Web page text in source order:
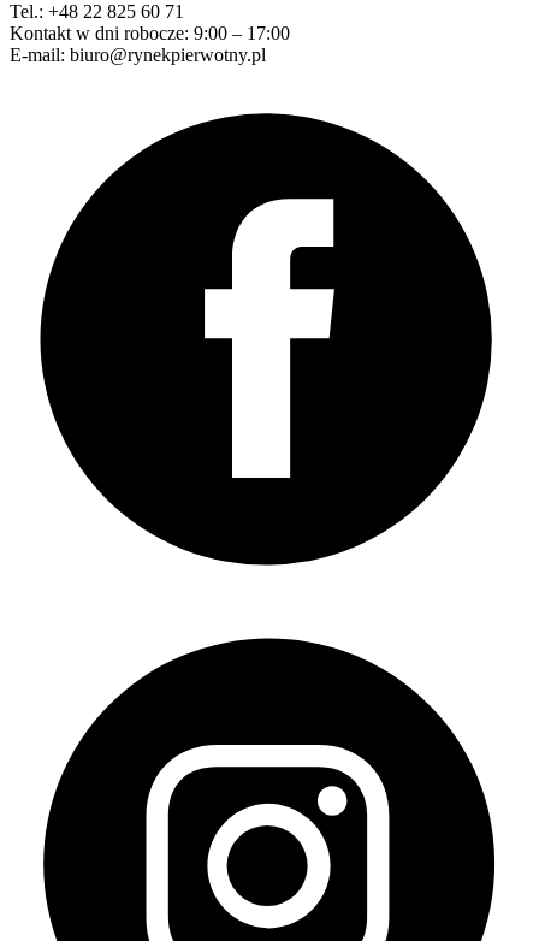
Tel.: +48 22 825 60 71
Kontakt w dni robocze: 9:00 – 17:00
E-mail: biuro@rynekpierwotny.pl